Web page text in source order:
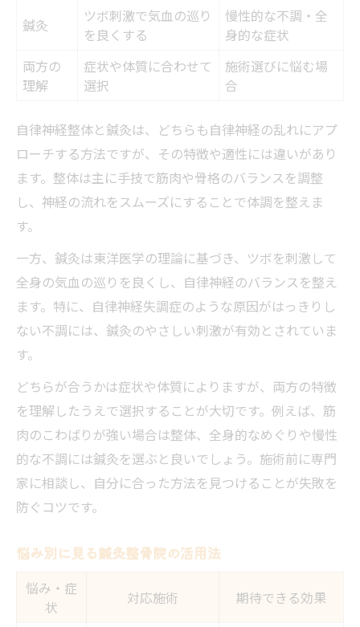
鍼灸
ツボ刺激で気血の巡り
を良くする
慢性的な不調・全
身的な症状
両方の
理解
症状や体質に合わせて
選択
施術選びに悩む場
合
自律神経整体と鍼灸は、どちらも自律神経の乱れにアプ
ローチする方法ですが、その特徴や適性には違いがあり
ます。整体は主に手技で筋肉や骨格のバランスを調整
し、神経の流れをスムーズにすることで体調を整えま
す。
一方、鍼灸は東洋医学の理論に基づき、ツボを刺激して
全身の気血の巡りを良くし、自律神経のバランスを整え
ます。特に、自律神経失調症のような原因がはっきりし
ない不調には、鍼灸のやさしい刺激が有効とされていま
す。
どちらが合うかは症状や体質によりますが、両方の特徴
を理解したうえで選択することが大切です。例えば、筋
肉のこわばりが強い場合は整体、全身的なめぐりや慢性
的な不調には鍼灸を選ぶと良いでしょう。施術前に専門
家に相談し、自分に合った方法を見つけることが失敗を
防ぐコツです。
悩み別に見る鍼灸整骨院の活用法
悩み・症
状
対応施術 期待できる効果